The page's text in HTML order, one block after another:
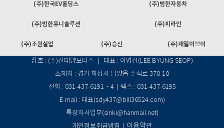
(주)한국EV홀딩스 (주)범한자동차
(주)범한유니솔루션 (주)피라인
(주)조원실업 (주)승신 (주)재일이브이
상호 : (주)신대양모터스 ｜ 대표 : 이병섭(LEE BYUNG SEOP)
소재지 : 경기 화성시 남양읍 주석로 370-10
전화 : 031-437-6191 ~ 4｜팩스 : 031-437-6195
E-mail : 대표(sdy437@bill36524.com)
특장차사업부(sinki@hanmail.net)
개인정보취급방침
이용약관